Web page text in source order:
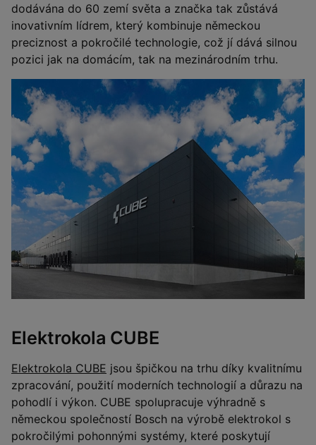
dodávána do 60 zemí světa a značka tak zůstává
inovativním lídrem, který kombinuje německou
preciznost a pokročilé technologie, což jí dává silnou
pozici jak na domácím, tak na mezinárodním trhu.
Elektrokola CUBE
Elektrokola CUBE jsou špičkou na trhu díky kvalitnímu
zpracování, použití moderních technologií a důrazu na
pohodlí i výkon. CUBE spolupracuje výhradně s
německou společností Bosch na výrobě elektrokol s
pokročilými pohonnými systémy, které poskytují